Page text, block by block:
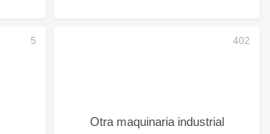
Otra maquinaria industrial